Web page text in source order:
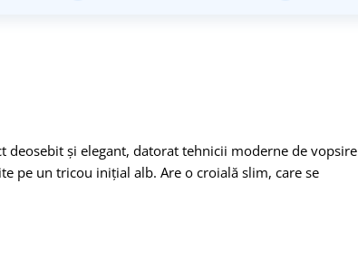
deosebit și elegant, datorat tehnicii moderne de vopsire
pe un tricou inițial alb. Are o croială slim, care se